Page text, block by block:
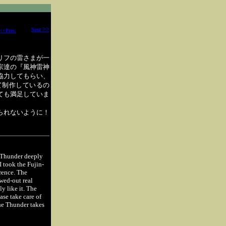
<<Prev. Next >>
フの雷さまが一
達の『風神雷神
してもらい、
作しているの
も満足していま
ないように！
deeply
took the Fujin-
The
out real
like it. The
take care of
Thunder takes